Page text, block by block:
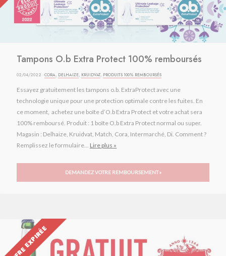
Tampons O.b Extra Protect 100% remboursés
02/04/2022 ·CORA, DELHAIZE, KRUIDVAT, PRODUITS 100% REMBOURSÉS
Essayez gratuitement les tampons o.b. ExtraProtect avec une
technologie unique pour une protection optimale contre les fuites. En
ce moment, achetez une boîte d’O.b Extra Protect et votre achat sera
100% remboursé. Produit : 1 boîte O.b Extra Protect normal ou super.
Magasin : Delhaize, Kruidvat, Match, Cora, Intermarché, Di. Comment ?
Remplissez le formulaire... Lire plus »
DEMANDEZ VOTRE REMBOURSEMENT »
OFFRE EXPIRÉE